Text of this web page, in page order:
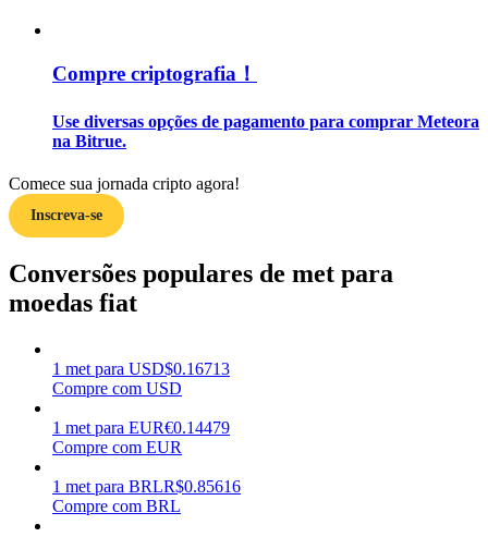
Aprenda como se manter lucrativo
Compre criptografia！
Use diversas opções de pagamento para comprar Meteora
na Bitrue.
Comece sua jornada cripto agora!
Inscreva-se
Conversões populares de met para
moedas fiat
1 met para USD$0.16713
Compre com USD
1 met para EUR€0.14479
Compre com EUR
1 met para BRLR$0.85616
Compre com BRL